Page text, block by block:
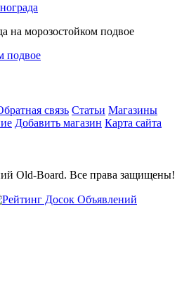
подвое
связь Статьи Магазины
Добавить магазин Карта сайта
Old-Board. Все права защищены!